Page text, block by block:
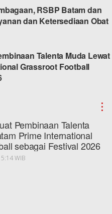
RSBP Batam dan
dan Ketersediaan Obat
Talenta Muda Lewat
Grassroot Football
⋮
Pembinaan Talenta
Prime International
sebagai Festival 2026
WIB